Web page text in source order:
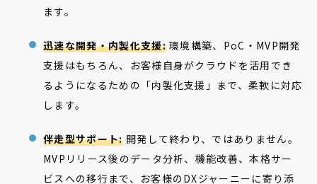
ます。
迅速な開発・内製化支援:環境構築、PoC・MVP開発
支援はもちろん、お客様自身がクラウドを活用でき
るようになるための「内製化支援」まで、柔軟に対応
します。
伴走型サポート:開発して終わり、ではありません。
MVPリリース後のデータ分析、機能改善、本格サー
ビスへの移行まで、お客様のDXジャーニーに寄り添